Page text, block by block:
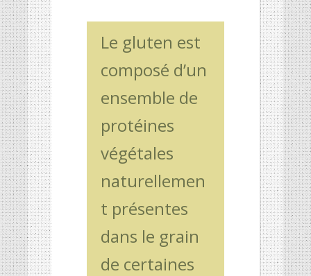
HISTOIRE DES CULTURES
L’association
Et si on parlait un peu d’agriculture ?
Inscriptions newsletter, questions…
Mentions Légales
Google+
L’association
Et si on parlait un peu d’agriculture ?
Inscriptions newsletter, questions…
Mentions Légales
Google+
Le gluten est
composé d’un
ensemble de
protéines
végétales
naturellemen
t présentes
dans le grain
de certaines